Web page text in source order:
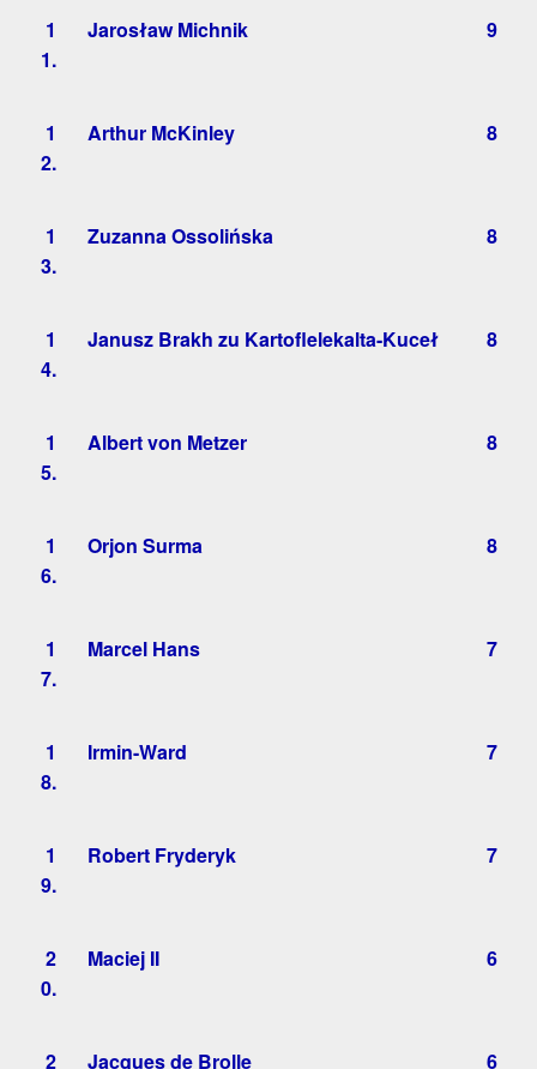
1
1.
Jarosław Michnik 9
1
2.
Arthur McKinley 8
1
3.
Zuzanna Ossolińska 8
1
4.
Janusz Brakh zu Kartoflelekalta-Kuceł 8
1
5.
Albert von Metzer 8
1
6.
Orjon Surma 8
1
7.
Marcel Hans 7
1
8.
Irmin-Ward 7
1
9.
Robert Fryderyk 7
2
0.
Maciej II 6
2
Jacques de Brolle 6